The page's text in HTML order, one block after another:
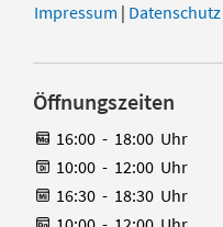
Impressum | Datenschutz
Öffnungszeiten
16:00 - 18:00 Uhr
10:00 - 12:00 Uhr
16:30 - 18:30 Uhr